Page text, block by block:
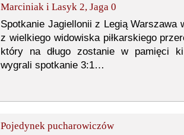
Marciniak i Lasyk 2, Jaga 0
Spotkanie Jagiellonii z Legią Warszawa
z wielkiego widowiska piłkarskiego
który na długo zostanie w pamięci
wygrali spotkanie 3:1…
Pojedynek pucharowiczów